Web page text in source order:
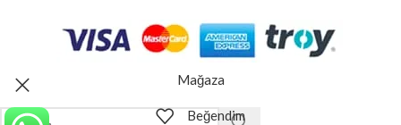
Mağaza
Beğendim